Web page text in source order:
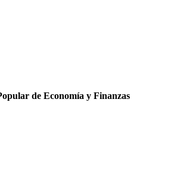
de Economía y Finanzas